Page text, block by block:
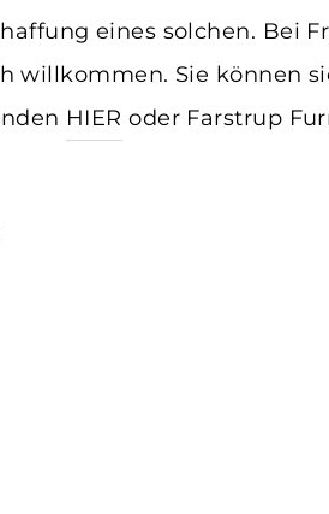
eines solchen. Bei
willkommen. Sie können
HIER oder Farstrup